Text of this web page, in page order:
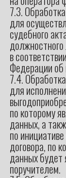
7.3.
для
судебного
в
Федерации об
7.4.
для
по которому
данных, а
по
договора, по
данных будет
поручителем.